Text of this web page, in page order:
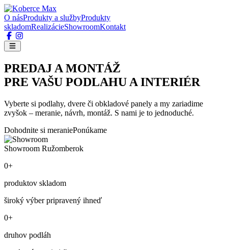
O násProdukty a službyProdukty
skladomRealizácieShowroomKontakt
PREDAJ A MONTÁŽ
PRE VAŠU PODLAHU A INTERIÉR
Vyberte si podlahy, dvere či obkladové panely a my zariadime
zvyšok – meranie, návrh, montáž. S nami je to jednoduché.
Dohodnite si meraniePonúkame
Showroom Ružomberok
0+
produktov skladom
široký výber pripravený ihneď
0+
druhov podláh